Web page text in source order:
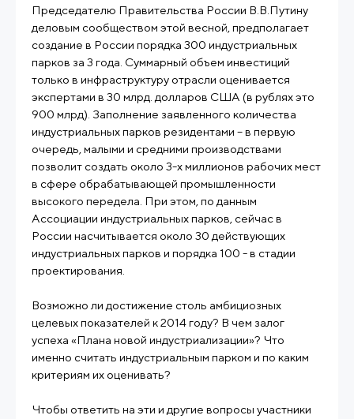
Председателю Правительства России В.В.Путину
деловым сообществом этой весной, предполагает
создание в России порядка 300 индустриальных
парков за 3 года. Суммарный объем инвестиций
только в инфраструктуру отрасли оценивается
экспертами в 30 млрд. долларов США (в рублях это
900 млрд). Заполнение заявленного количества
индустриальных парков резидентами – в первую
очередь, малыми и средними производствами
позволит создать около 3-х миллионов рабочих мест
в сфере обрабатывающей промышленности
высокого передела. При этом, по данным
Ассоциации индустриальных парков, сейчас в
России насчитывается около 30 действующих
индустриальных парков и порядка 100 - в стадии
проектирования.
Возможно ли достижение столь амбициозных
целевых показателей к 2014 году? В чем залог
успеха «Плана новой индустриализации»? Что
именно считать индустриальным парком и по каким
критериям их оценивать?
Чтобы ответить на эти и другие вопросы участники